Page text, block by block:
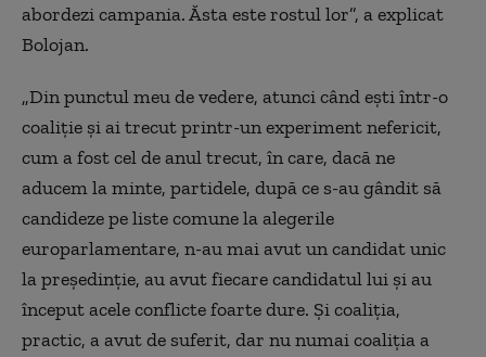
abordezi campania. Ăsta este rostul lor”, a explicat
Bolojan.
„Din punctul meu de vedere, atunci când eşti într-o
coaliţie şi ai trecut printr-un experiment nefericit,
cum a fost cel de anul trecut, în care, dacă ne
aducem la minte, partidele, după ce s-au gândit să
candideze pe liste comune la alegerile
europarlamentare, n-au mai avut un candidat unic
la preşedinţie, au avut fiecare candidatul lui şi au
început acele conflicte foarte dure. Şi coaliţia,
practic, a avut de suferit, dar nu numai coaliţia a